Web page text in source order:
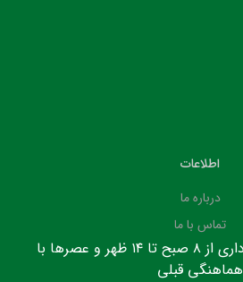
اطلاعات
درباره ما
تماس با ما
ساعت کاری: ساعت اداری از ۸ صبح تا ۱۴ ظهر و عصرها با
هماهنگی قبلی